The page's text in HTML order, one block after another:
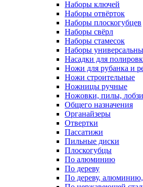
Наборы ключей
Наборы отвёрток
Наборы плоскогубцев
Наборы свёрл
Наборы стамесок
Наборы
Насадки для
Ножи для рубанка и
Ножи строительные
Ножницы ручные
Ножовки, пилы,
Общего назначения
Органайзеры
Отвертки
Пассатижи
Пильные диски
Плоскогубцы
По алюминию
По дереву
По дереву, алюминию,